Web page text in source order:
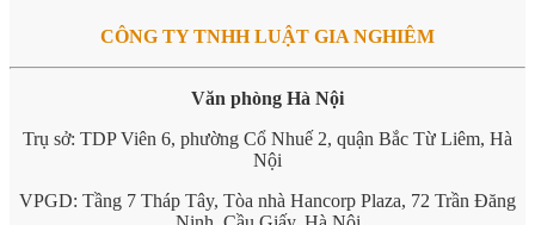
CÔNG TY TNHH LUẬT GIA NGHIÊM
Văn phòng Hà Nội
Trụ sở: TDP Viên 6, phường Cổ Nhuế 2, quận Bắc Từ Liêm, Hà
Nội
VPGD: Tầng 7 Tháp Tây, Tòa nhà Hancorp Plaza, 72 Trần Đăng